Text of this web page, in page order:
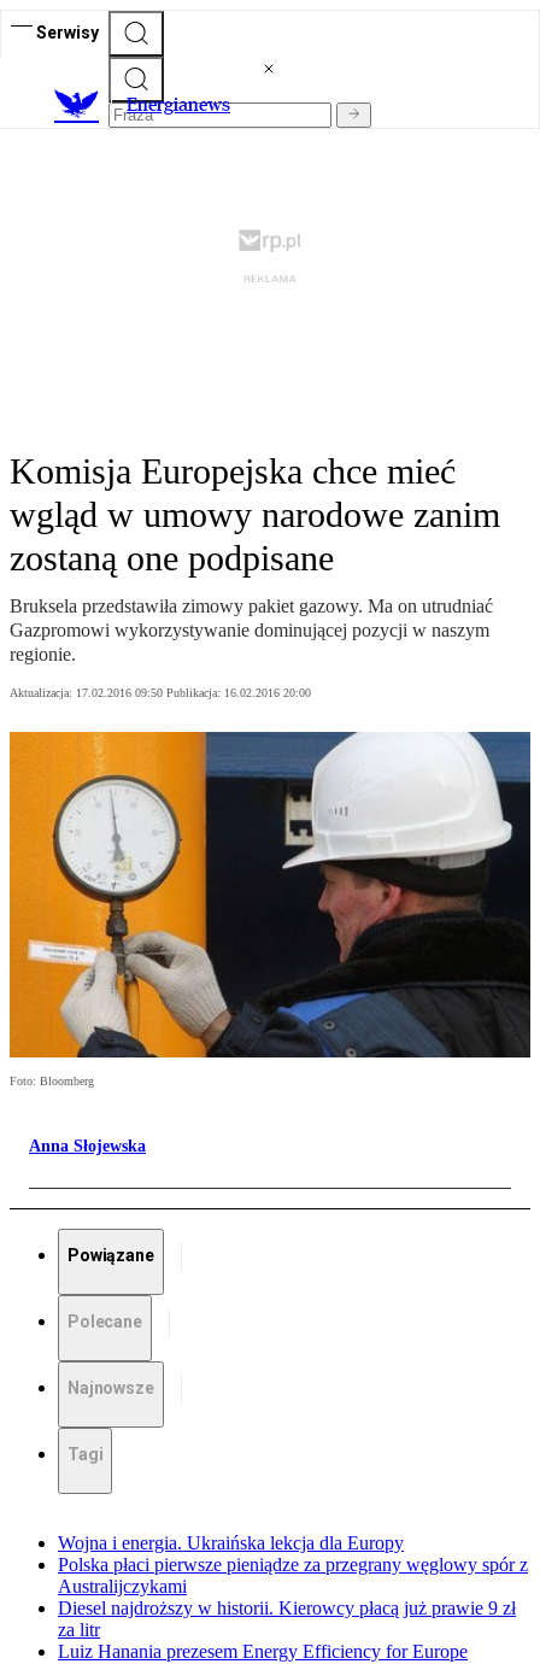
Serwisy
Energianews
Komisja Europejska chce mieć
wgląd w umowy narodowe zanim
zostaną one podpisane
Bruksela przedstawiła zimowy pakiet gazowy. Ma on utrudniać
Gazpromowi wykorzystywanie dominującej pozycji w naszym
regionie.
Aktualizacja: 17.02.2016 09:50 Publikacja: 16.02.2016 20:00
Foto: Bloomberg
Anna Słojewska
Powiązane
Polecane
Najnowsze
Tagi
Wojna i energia. Ukraińska lekcja dla Europy
Polska płaci pierwsze pieniądze za przegrany węglowy spór z
Australijczykami
Diesel najdroższy w historii. Kierowcy płacą już prawie 9 zł
za litr
Luiz Hanania prezesem Energy Efficiency for Europe